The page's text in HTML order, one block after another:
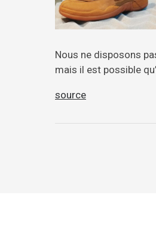
Nous ne disposons
mais il est possible
source